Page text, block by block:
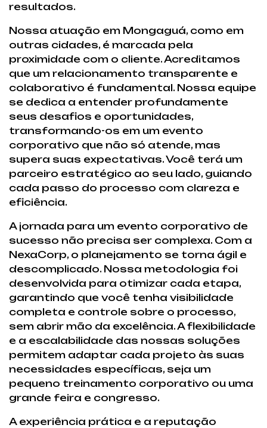
resultados.
Nossa atuação em Mongaguá, como em
outras cidades, é marcada pela
proximidade com o cliente. Acreditamos
que um relacionamento transparente e
colaborativo é fundamental. Nossa equipe
se dedica a entender profundamente
seus desafios e oportunidades,
transformando-os em um evento
corporativo que não só atende, mas
supera suas expectativas. Você terá um
parceiro estratégico ao seu lado, guiando
cada passo do processo com clareza e
eficiência.
A jornada para um evento corporativo de
sucesso não precisa ser complexa. Com a
NexaCorp, o planejamento se torna ágil e
descomplicado. Nossa metodologia foi
desenvolvida para otimizar cada etapa,
garantindo que você tenha visibilidade
completa e controle sobre o processo,
sem abrir mão da excelência. A flexibilidade
e a escalabilidade das nossas soluções
permitem adaptar cada projeto às suas
necessidades específicas, seja um
pequeno treinamento corporativo ou uma
grande feira e congresso.
A experiência prática e a reputação